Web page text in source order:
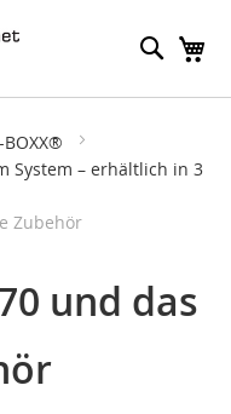
Suche
BOXX®
System – erhältlich in 3
Zubehör
und das